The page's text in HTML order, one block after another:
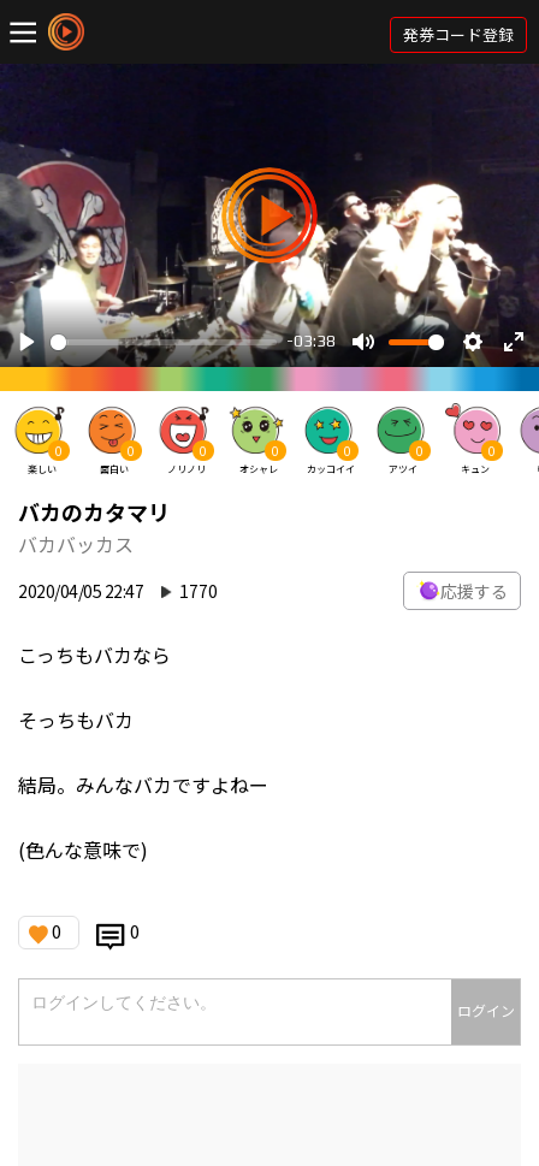
発券コード登録
0
楽しい
0
面白い
0
ノリノリ
0
オシャレ
0
カッコイイ
0
アツイ
0
キュン
バカのカタマリ
バカバッカス
2020/04/05 22:47 1770 応援する
こっちもバカなら
そっちもバカ
結局。みんなバカですよねー
(色んな意味で)
0 0
ログイン